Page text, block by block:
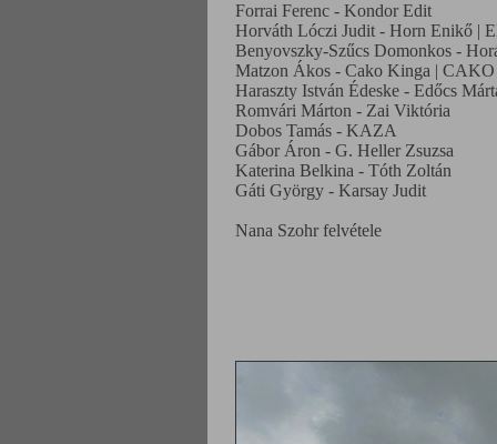
Forrai Ferenc - Kondor Edit
Horváth Lóczi Judit - Horn Enikő |
Benyovszky-Szűcs Domonkos -
Matzon Ákos - Cako Kinga | CAKO
Haraszty István Édeske - Edőcs
Romvári Márton - Zai Viktória
Dobos Tamás - KAZA
Gábor Áron - G. Heller Zsuzsa
Katerina Belkina - Tóth Zoltán
Gáti György - Karsay Judit
Nana Szohr felvétele